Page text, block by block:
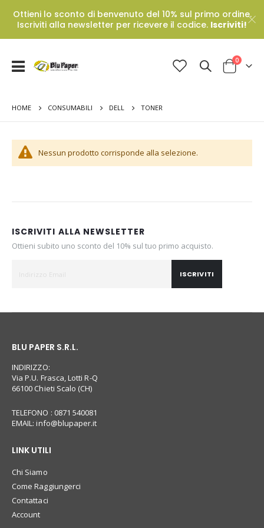
Ottieni lo sconto di benvenuto del 10% sul primo ordine.
Iscriviti alla newsletter per ricevere il codice. Iscriviti!
Toggle
Cart
0Prodotti
HOME CONSUMABILI DELL TONER
Nessun prodotto corrisponde alla selezione.
ISCRIVITI ALLA NEWSLETTER
Ottieni subito uno sconto del 10% sul tuo primo acquisto.
ISCRIVITI
BLU PAPER S.R.L.
INDIRIZZO:
Via P.U. Frasca, Lotti R-Q
66100 Chieti Scalo (CH)
TELEFONO : 0871 540081
EMAIL:info@blupaper.it
LINK UTILI
Chi Siamo
Come Raggiungerci
Contattaci
Account